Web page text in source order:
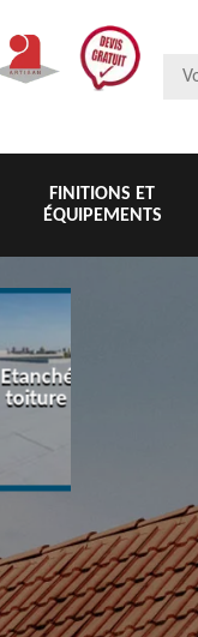
FINITIONS ET
ÉQUIPEMENTS
Etanchéité
toiture 76